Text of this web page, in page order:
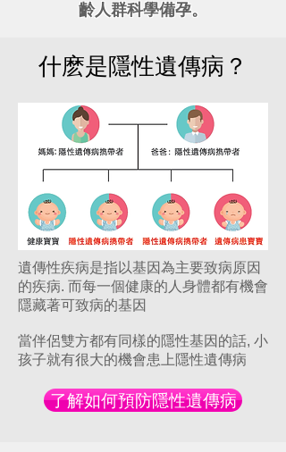
齡人群科學備孕。
了解如何預防隱性遺傳病
什麽是隱性遺傳病？
遺傳性疾病是指以基因為主要致病原因
的疾病. 而每一個健康的人身體都有機會
隱藏著可致病的基因
當伴侶雙方都有同樣的隱性基因的話, 小
孩子就有很大的機會患上隱性遺傳病